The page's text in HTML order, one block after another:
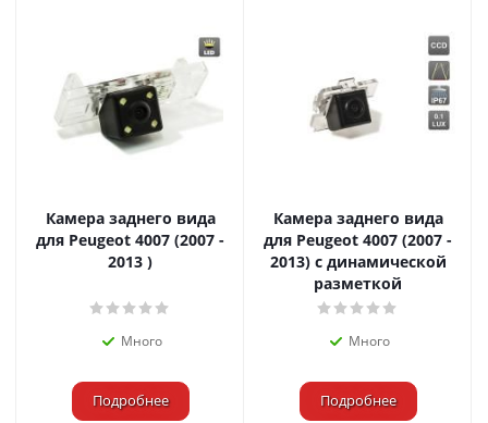
Камера заднего вида
для Peugeot 4007 (2007 -
2013 )
Много
Подробнее
Камера заднего вида
для Peugeot 4007 (2007 -
2013) с динамической
разметкой
Много
Подробнее